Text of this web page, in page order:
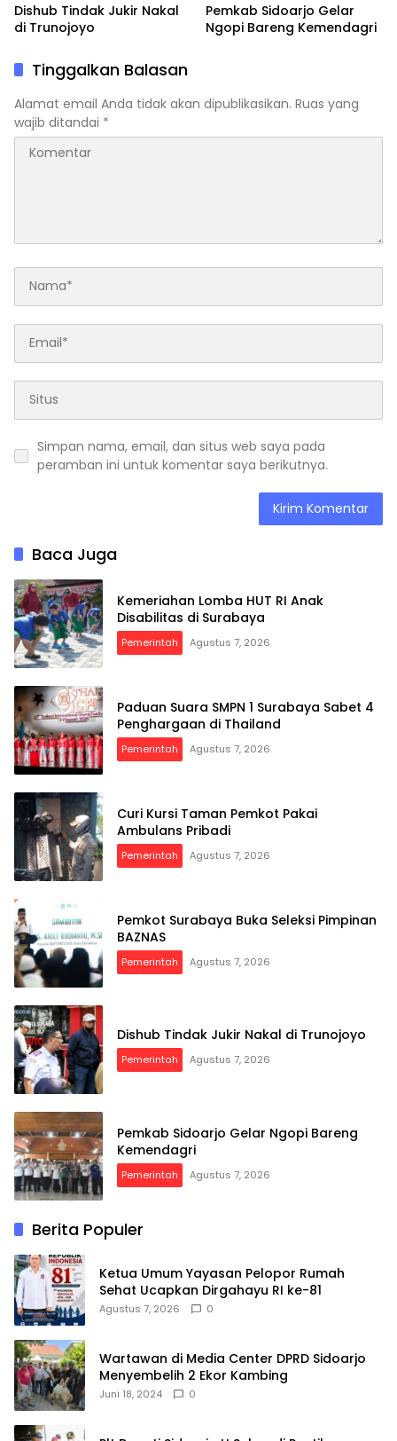
Dishub Tindak Jukir Nakal
di Trunojoyo
Pemkab Sidoarjo Gelar
Ngopi Bareng Kemendagri
Tinggalkan Balasan
Alamat email Anda tidak akan dipublikasikan. Ruas yang
wajib ditandai *
Simpan nama, email, dan situs web saya pada
peramban ini untuk komentar saya berikutnya.
Baca Juga
Kemeriahan Lomba HUT RI Anak
Disabilitas di Surabaya
Pemerintah Agustus 7, 2026
Paduan Suara SMPN 1 Surabaya Sabet 4
Penghargaan di Thailand
Pemerintah Agustus 7, 2026
Curi Kursi Taman Pemkot Pakai
Ambulans Pribadi
Pemerintah Agustus 7, 2026
Pemkot Surabaya Buka Seleksi Pimpinan
BAZNAS
Pemerintah Agustus 7, 2026
Dishub Tindak Jukir Nakal di Trunojoyo
Pemerintah Agustus 7, 2026
Pemkab Sidoarjo Gelar Ngopi Bareng
Kemendagri
Pemerintah Agustus 7, 2026
Berita Populer
Ketua Umum Yayasan Pelopor Rumah
Sehat Ucapkan Dirgahayu RI ke-81
Agustus 7, 2026 0
Wartawan di Media Center DPRD Sidoarjo
Menyembelih 2 Ekor Kambing
Juni 18, 2024 0